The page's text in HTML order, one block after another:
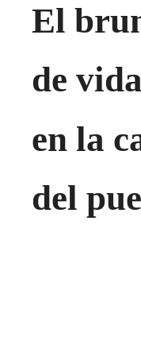
El
de vida
en la
del